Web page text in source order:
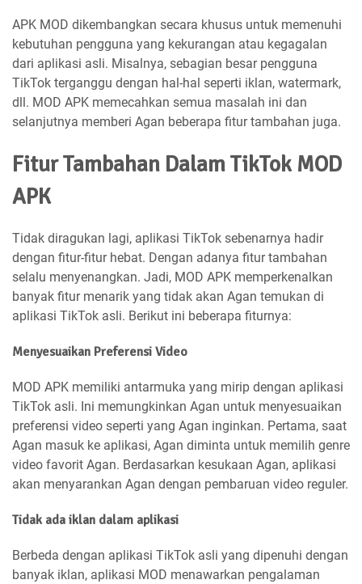
APK MOD dikembangkan secara khusus untuk memenuhi
kebutuhan pengguna yang kekurangan atau kegagalan
dari aplikasi asli. Misalnya, sebagian besar pengguna
TikTok terganggu dengan hal-hal seperti iklan, watermark,
dll. MOD APK memecahkan semua masalah ini dan
selanjutnya memberi Agan beberapa fitur tambahan juga.
Fitur Tambahan Dalam TikTok MOD
APK
Tidak diragukan lagi, aplikasi TikTok sebenarnya hadir
dengan fitur-fitur hebat. Dengan adanya fitur tambahan
selalu menyenangkan. Jadi, MOD APK memperkenalkan
banyak fitur menarik yang tidak akan Agan temukan di
aplikasi TikTok asli. Berikut ini beberapa fiturnya:
Menyesuaikan Preferensi Video
MOD APK memiliki antarmuka yang mirip dengan aplikasi
TikTok asli. Ini memungkinkan Agan untuk menyesuaikan
preferensi video seperti yang Agan inginkan. Pertama, saat
Agan masuk ke aplikasi, Agan diminta untuk memilih genre
video favorit Agan. Berdasarkan kesukaan Agan, aplikasi
akan menyarankan Agan dengan pembaruan video reguler.
Tidak ada iklan dalam aplikasi
Berbeda dengan aplikasi TikTok asli yang dipenuhi dengan
banyak iklan, aplikasi MOD menawarkan pengalaman